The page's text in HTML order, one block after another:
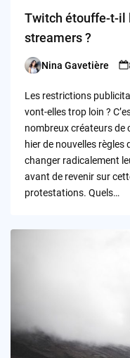
Twitch étouffe-t-il
streamers ?
Posted
Nina Gavetière
Les restrictions
vont-elles trop loin ?
nombreux créateurs de
hier de nouvelles
changer radicalement
avant de revenir sur
protestations. Quels…